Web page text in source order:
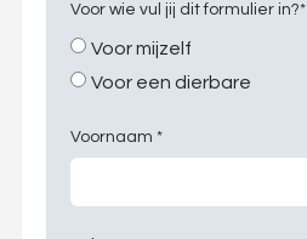
Voor wie vul jij dit formulier in?*
Voor mijzelf
Voor een dierbare
Voornaam *